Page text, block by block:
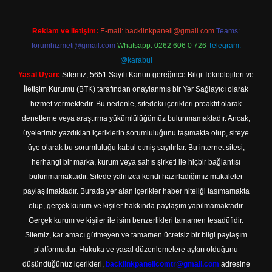
Reklam ve İletişim: E-mail: backlinkpaneli@gmail.com Teams:
forumhizmeti@gmail.com Whatsapp: 0262 606 0 726 Telegram:
@karabul
Yasal Uyarı: Sitemiz, 5651 Sayılı Kanun gereğince Bilgi Teknolojileri ve
İletişim Kurumu (BTK) tarafından onaylanmış bir Yer Sağlayıcı olarak
hizmet vermektedir. Bu nedenle, sitedeki içerikleri proaktif olarak
denetleme veya araştırma yükümlülüğümüz bulunmamaktadır. Ancak,
üyelerimiz yazdıkları içeriklerin sorumluluğunu taşımakta olup, siteye
üye olarak bu sorumluluğu kabul etmiş sayılırlar. Bu internet sitesi,
herhangi bir marka, kurum veya şahıs şirketi ile hiçbir bağlantısı
bulunmamaktadır. Sitede yalnızca kendi hazırladığımız makaleler
paylaşılmaktadır. Burada yer alan içerikler haber niteliği taşımamakta
olup, gerçek kurum ve kişiler hakkında paylaşım yapılmamaktadır.
Gerçek kurum ve kişiler ile isim benzerlikleri tamamen tesadüfidir.
Sitemiz, kar amacı gütmeyen ve tamamen ücretsiz bir bilgi paylaşım
platformudur. Hukuka ve yasal düzenlemelere aykırı olduğunu
düşündüğünüz içerikleri, backlinkpanelicomtr@gmail.com adresine